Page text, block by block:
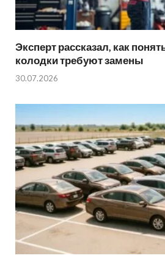
Эксперт рассказал, как
колодки требуют замены
30.07.2026